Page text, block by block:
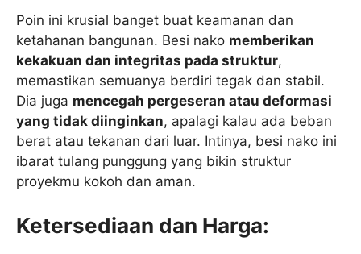
Poin ini krusial banget buat keamanan dan
ketahanan bangunan. Besi nako memberikan
kekakuan dan integritas pada struktur,
memastikan semuanya berdiri tegak dan stabil.
Dia juga mencegah pergeseran atau deformasi
yang tidak diinginkan, apalagi kalau ada beban
berat atau tekanan dari luar. Intinya, besi nako ini
ibarat tulang punggung yang bikin struktur
proyekmu kokoh dan aman.
Ketersediaan dan Harga: